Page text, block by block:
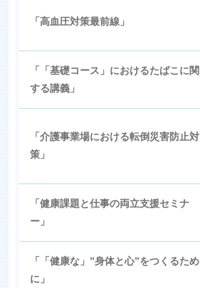
「高血圧対策最前線」
「「基礎コース」におけるたばこに関
する講義」
「介護事業場における転倒災害防止対
策」
「健康課題と仕事の両立支援セミナ
ー」
「「健康な」”身体と心”をつくるため
に」